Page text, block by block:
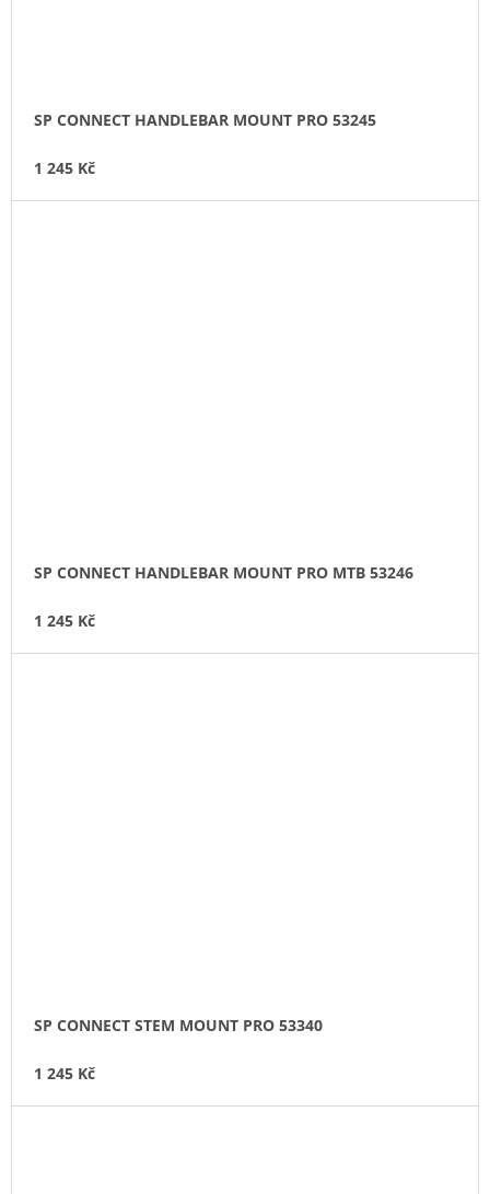
SP CONNECT HANDLEBAR MOUNT PRO 53245
1 245 Kč
SP CONNECT HANDLEBAR MOUNT PRO MTB 53246
1 245 Kč
SP CONNECT STEM MOUNT PRO 53340
1 245 Kč